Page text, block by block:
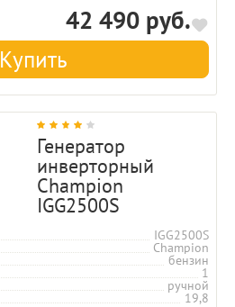
42 490 руб.
Купить
Генератор
инверторный
Champion
IGG2500S
IGG2500S
Champion
бензин
1
ручной
19,8